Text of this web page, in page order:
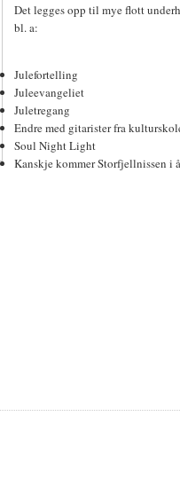
Det legges opp til mye flott
bl. a:
Julefortelling
Juleevangeliet
Juletregang
Endre med gitarister fra
Soul Night Light
Kanskje kommer Storfjellnissen i